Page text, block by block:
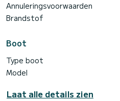
Annuleringsvoorwaarden
Brandstof
Boot
Type boot
Model
Laat alle details zien